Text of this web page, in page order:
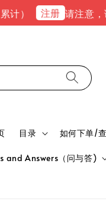
注册 请注意，请注
目录 如何下单/
and Answers（问与答)